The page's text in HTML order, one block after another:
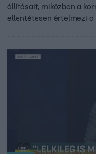
állításait, miközben a
ellentétesen értelmezi a